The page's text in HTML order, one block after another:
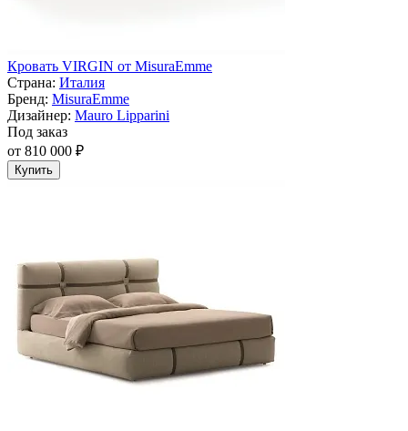
Кровать VIRGIN от MisuraEmme
Страна: Италия
Бренд: MisuraEmme
Дизайнер: Mauro Lipparini
Под заказ
от 810 000 ₽
Купить